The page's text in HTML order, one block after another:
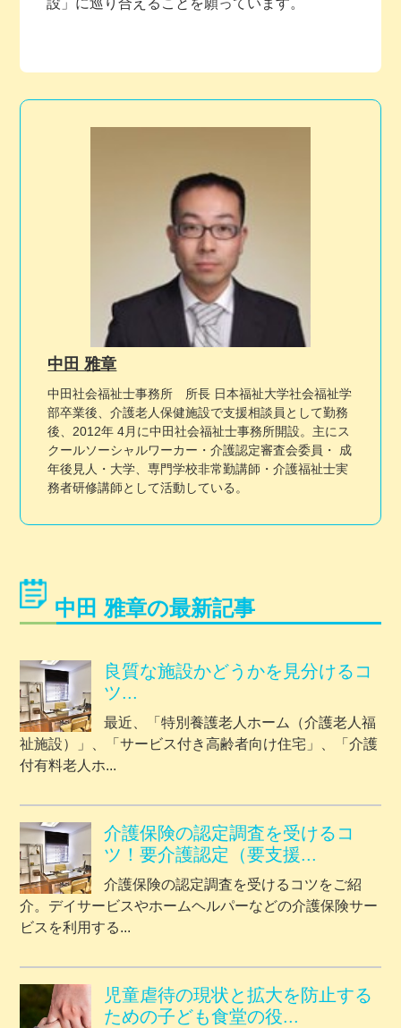
中田 雅章
中田社会福祉士事務所 所長 日本福祉大学社会福祉学
部卒業後、介護老人保健施設で支援相談員として勤務
後、2012年 4月に中田社会福祉士事務所開設。主にス
クールソーシャルワーカー・介護認定審査会委員・ 成
年後見人・大学、専門学校非常勤講師・介護福祉士実
務者研修講師として活動している。
中田 雅章の最新記事
良質な施設かどうかを見分けるコ
ツ...
最近、「特別養護老人ホーム（介護老人福
祉施設）」、「サービス付き高齢者向け住宅」、「介護
付有料老人ホ...
介護保険の認定調査を受けるコ
ツ！要介護認定（要支援...
介護保険の認定調査を受けるコツをご紹
介。デイサービスやホームヘルパーなどの介護保険サー
ビスを利用する...
児童虐待の現状と拡大を防止する
ための子ども食堂の役...